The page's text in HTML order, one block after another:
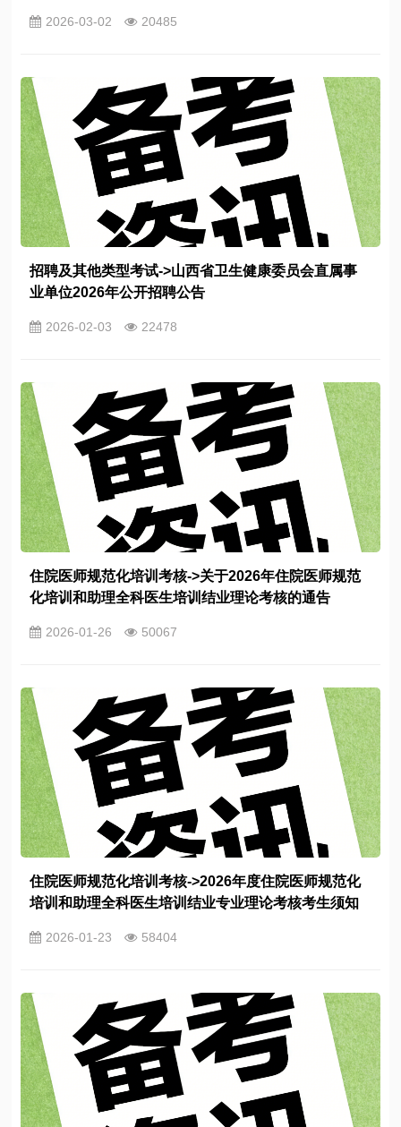
2026-03-02 20485
招聘及其他类型考试->山西省卫生健康委员会直属事
业单位2026年公开招聘公告
2026-02-03 22478
住院医师规范化培训考核->关于2026年住院医师规范
化培训和助理全科医生培训结业理论考核的通告
2026-01-26 50067
住院医师规范化培训考核->2026年度住院医师规范化
培训和助理全科医生培训结业专业理论考核考生须知
2026-01-23 58404